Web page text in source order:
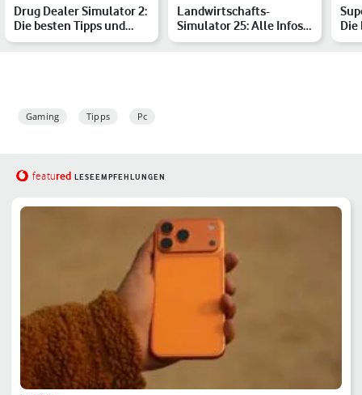
Drug Dealer Simulator 2:
Die besten Tipps und
Tricks
Landwirtschafts-
Simulator 25: Alle Infos
zum neuen Teil
Die
Gaming Tipps Pc
featured LESEEMPFEHLUNGEN